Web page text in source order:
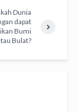
Dunia
dapat
Bumi
Bulat?